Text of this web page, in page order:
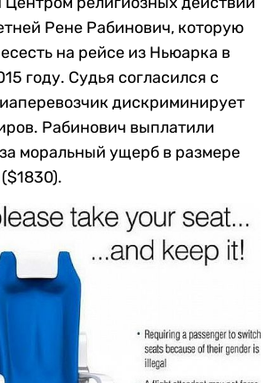
Рене Рабинович, которую
на рейсе из Ньюарка в
году. Судья согласился с
дискриминирует
Рабинович выплатили
моральный ущерб в размере